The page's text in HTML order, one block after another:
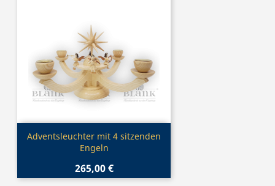
Vorschau
Adventsleuchter mit 4 sitzenden
Engeln
265,00 €